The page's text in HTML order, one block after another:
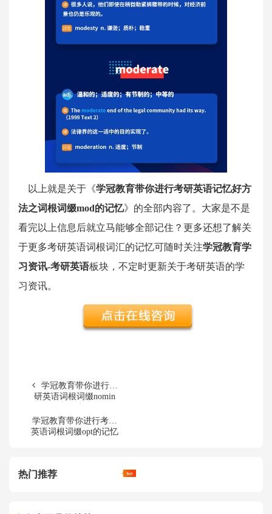
以上就是关于《学冠教育带你进行考研英语记忆好方
法之词根词缀mod的记忆》的全部内容了。大家是不是
看完以上信息后就立马能够全部记住？更多还想了解关
于更多考研英语词根词汇的记忆可随时关注学冠教育学
习资讯-考研英语板块，不定时更新关于考研英语的学
习资讯。
学冠教育带你进行考
研英语词根词缀nomin
学冠教育带你进行考研
英语词根词缀opt的记忆
热门推荐